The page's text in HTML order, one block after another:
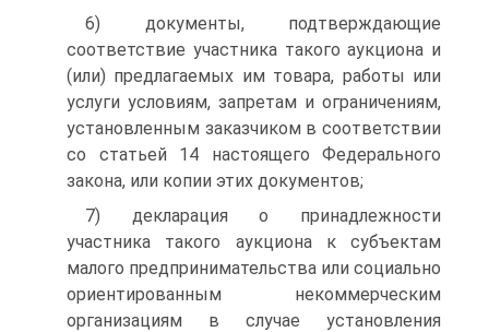
6) документы, подтверждающие
соответствие участника такого аукциона и
(или) предлагаемых им товара, работы или
услуги условиям, запретам и ограничениям,
установленным заказчиком в соответствии
со статьей 14 настоящего Федерального
закона, или копии этих документов;
7) декларация о принадлежности
участника такого аукциона к субъектам
малого предпринимательства или социально
ориентированным некоммерческим
организациям в случае установления